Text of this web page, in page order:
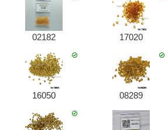
02182 17020
16050 08289